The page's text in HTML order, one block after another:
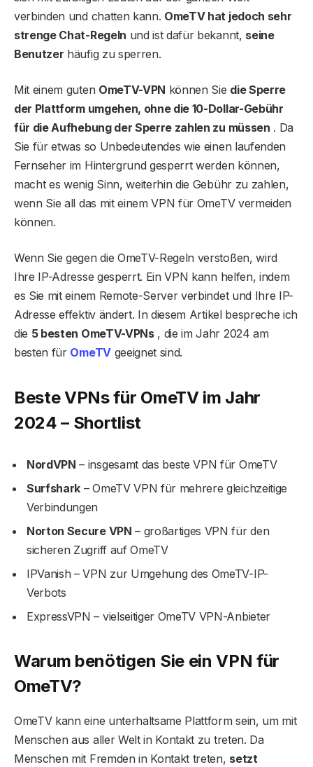
verbinden und chatten kann. OmeTV hat jedoch sehr
strenge Chat-Regeln und ist dafür bekannt, seine
Benutzer häufig zu sperren.
Mit einem guten OmeTV-VPN können Sie die Sperre
der Plattform umgehen, ohne die 10-Dollar-Gebühr
für die Aufhebung der Sperre zahlen zu müssen . Da
Sie für etwas so Unbedeutendes wie einen laufenden
Fernseher im Hintergrund gesperrt werden können,
macht es wenig Sinn, weiterhin die Gebühr zu zahlen,
wenn Sie all das mit einem VPN für OmeTV vermeiden
können.
Wenn Sie gegen die OmeTV-Regeln verstoßen, wird
Ihre IP-Adresse gesperrt. Ein VPN kann helfen, indem
es Sie mit einem Remote-Server verbindet und Ihre IP-
Adresse effektiv ändert. In diesem Artikel bespreche ich
die 5 besten OmeTV-VPNs, die im Jahr 2024 am
besten für OmeTVgeeignet sind.
Beste VPNs für OmeTV im Jahr
2024 – Shortlist
NordVPN – insgesamt das beste VPN für OmeTV
Surfshark – OmeTV VPN für mehrere gleichzeitige
Verbindungen
Norton Secure VPN – großartiges VPN für den
sicheren Zugriff auf OmeTV
IPVanish – VPN zur Umgehung des OmeTV-IP-
Verbots
ExpressVPN – vielseitiger OmeTV VPN-Anbieter
Warum benötigen Sie ein VPN für
OmeTV?
OmeTV kann eine unterhaltsame Plattform sein, um mit
Menschen aus aller Welt in Kontakt zu treten. Da
Menschen mit Fremden in Kontakt treten, setzt